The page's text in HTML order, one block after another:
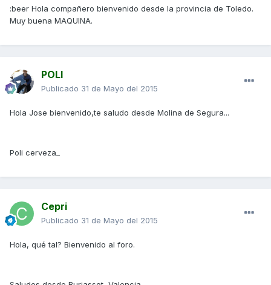
:beer Hola compañero bienvenido desde la provincia de Toledo.
Muy buena MAQUINA.
POLI
Publicado 31 de Mayo del 2015
Hola Jose bienvenido,te saludo desde Molina de Segura...
Poli cerveza_
Cepri
Publicado 31 de Mayo del 2015
Hola, qué tal? Bienvenido al foro.